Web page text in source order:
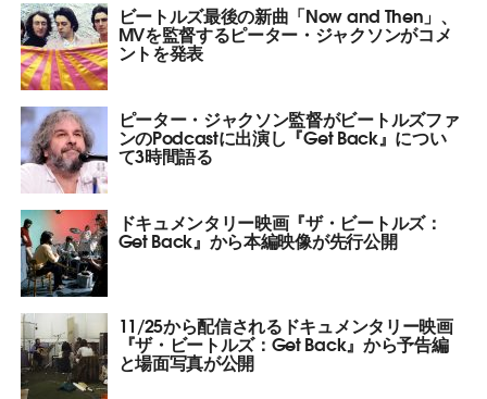
ビートルズ最後の新曲「Now and Then」、
MVを監督するピーター・ジャクソンがコメ
ントを発表
ピーター・ジャクソン監督がビートルズファ
ンのPodcastに出演し『Get Back』につい
て3時間語る
ドキュメンタリー映画『ザ・ビートルズ：
Get Back』から本編映像が先行公開
11/25から配信されるドキュメンタリー映画
『ザ・ビートルズ：Get Back』から予告編
と場面写真が公開